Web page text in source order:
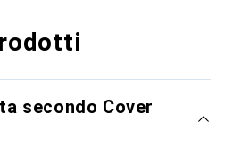
secondo Cover